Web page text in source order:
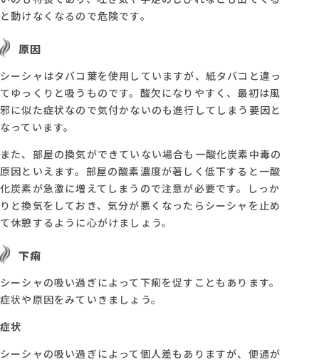
と動けなくなるので危険です。
原因
シーシャはタバコ葉を使用していますが、紙タバコと違っ
てゆっくりと吸うものです。酸欠になりやすく、最初は風
邪に似た症状なので気付かないのも進行してしまう要因と
なっています。
また、部屋の換気ができていない場合も一酸化炭素中毒の
原因といえます。部屋の酸素濃度が著しく低下すると一酸
化炭素が急激に増えてしまうので注意が必要です。しっか
りと換気をしておき、気分が悪くなったらシーシャを止め
て休憩するように心がけましょう。
下痢
シーシャの吸い過ぎによって下痢を促すこともあります。
症状や原因をみていきましょう。
症状
シーシャの吸い過ぎによって個人差もありますが、便通が